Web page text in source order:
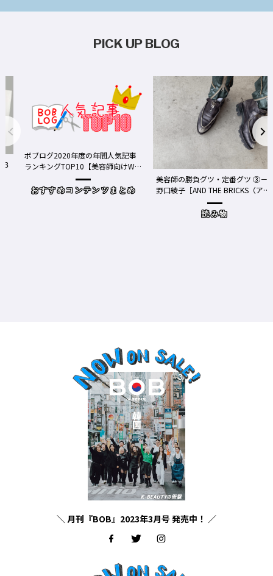
PICK UP BLOG
ブログ2020年度の年間人気記事
ンキングTOP10【美容師向けWe
おすすめコンテンツまとめ
美容師の勝負グツ・定番グツ ③－
野口綾子［AND THE BRICKS（アン
ドザブリックス）／神奈川県鎌倉
＼ 月刊『BOB』2023年3月号 発売中！ ／